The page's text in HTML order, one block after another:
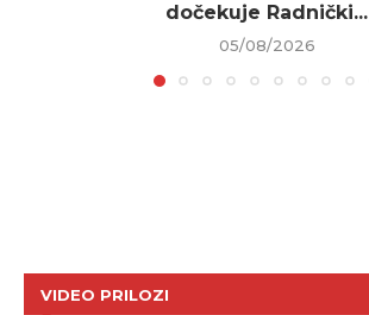
dočekuje Radnički...
05/08/2026
VIDEO PRILOZI